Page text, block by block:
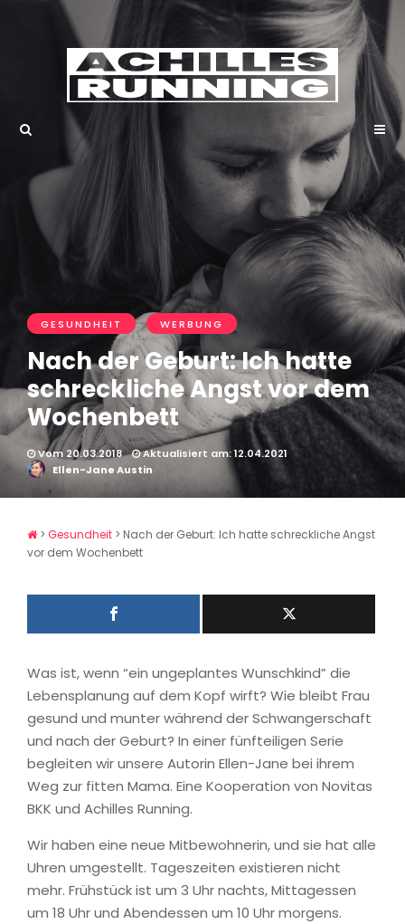
GESUNDHEIT WERBUNG
Nach der Geburt: Ich hatte
schreckliche Angst vor dem
Wochenbett
Vom 20.03.2018
Aktualisiert am: 12.04.2021
Ellen-Jane Austin
> Gesundheit > Nach der Geburt: Ich hatte schreckliche Angst
vor dem Wochenbett
Was ist, wenn “ein ungeplantes Wunschkind” die
Lebensplanung auf dem Kopf wirft? Wie bleibt Frau
gesund und munter während der Schwangerschaft
und nach der Geburt? In einer fünfteiligen Serie
begleiten wir unsere Autorin Ellen-Jane bei ihrem
Weg zur fitten Mama. Eine Kooperation von Novitas
BKK und Achilles Running.
Wir haben eine neue Mitbewohnerin, und sie hat alle
Uhren umgestellt. Tageszeiten existieren nicht
mehr. Frühstück ist um 3 Uhr nachts, Mittagessen
um 18 Uhr und Abendessen um 10 Uhr morgens.